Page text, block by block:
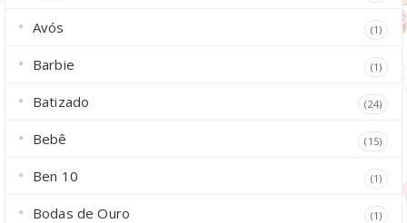
Avós (1)
Barbie (1)
Batizado (24)
Bebê (15)
Ben 10 (1)
Bodas de Ouro (1)